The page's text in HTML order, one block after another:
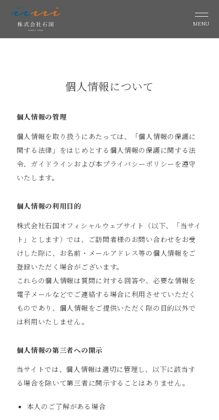
MENU
個人情報について
個人情報の管理
個人情報を取り扱うにあたっては、「個人情報の保護に
関する法律」をはじめとする個人情報の保護に関する法
令、ガイドラインおよび本プライバシーポリシーを遵守
いたします。
個人情報の利用目的
株式会社石国オフィシャルウェブサイト（以下、「当サイ
ト」とします）では、ご訪問者様のお問い合わせをお受
けした際に、お名前・メールアドレス等の個人情報をご
登録いただく場合がございます。
これらの個人情報は質問に対する回答や、必要な情報を
電子メールなどでご連絡する場合に利用させていただく
ものであり、個人情報をご提供いただく際の目的以外で
は利用いたしません。
個人情報の第三者への開示
当サイトでは、個人情報は適切に管理し、以下に該当す
る場合を除いて第三者に開示することはありません。
本人のご了解がある場合